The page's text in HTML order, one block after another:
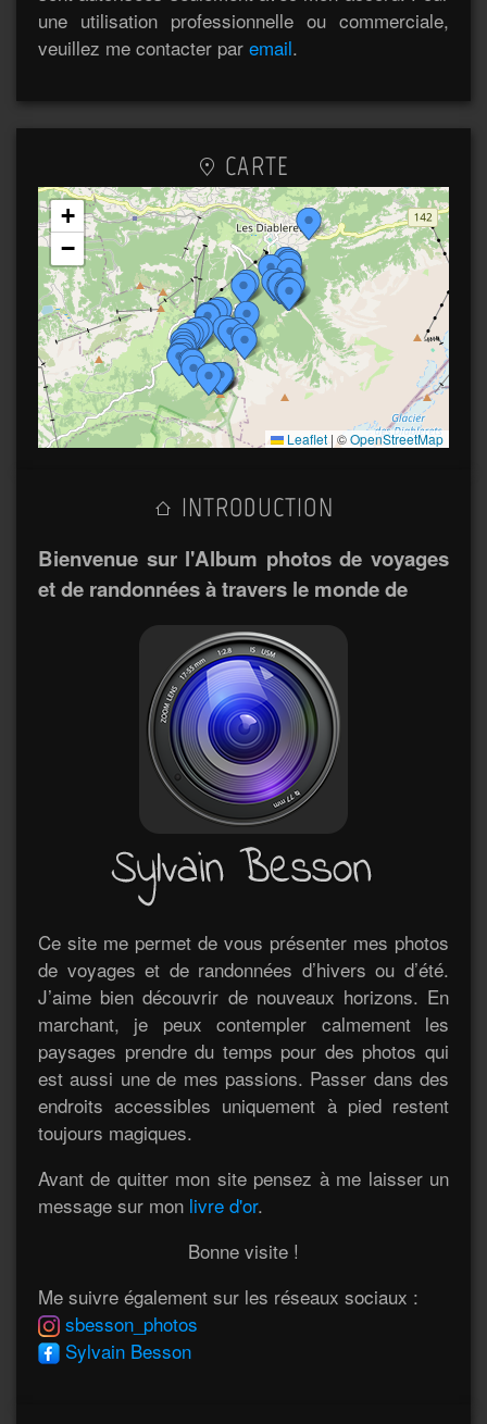
une utilisation professionnelle ou commerciale,
veuillez me contacter par email.
CARTE
+
−
Leaflet | ©OpenStreetMap
INTRODUCTION
Bienvenue sur l'Album photos de voyages
et de randonnées à travers le monde de
Ce site me permet de vous présenter mes photos
de voyages et de randonnées d’hivers ou d’été.
J’aime bien découvrir de nouveaux horizons. En
marchant, je peux contempler calmement les
paysages prendre du temps pour des photos qui
est aussi une de mes passions. Passer dans des
endroits accessibles uniquement à pied restent
toujours magiques.
Avant de quitter mon site pensez à me laisser un
message sur mon livre d'or.
Bonne visite !
Me suivre également sur les réseaux sociaux :
sbesson_photos
Sylvain Besson